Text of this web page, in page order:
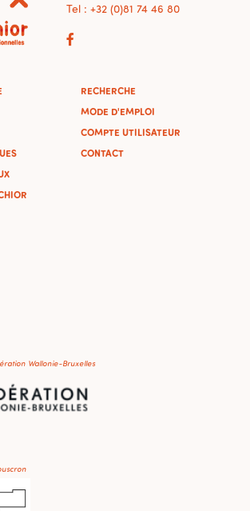
Tel : +32 (0)81 74 46 80
RECHERCHE
MODE D'EMPLOI
COMPTE UTILISATEUR
CONTACT
Wallonie-Bruxelles